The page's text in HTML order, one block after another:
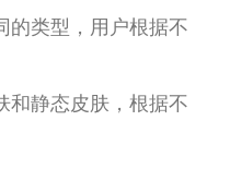
的类型，用户根据不
和静态皮肤，根据不